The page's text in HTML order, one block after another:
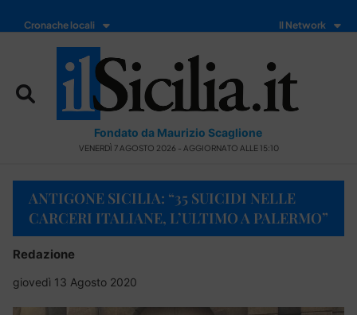
Cronache locali Il Network
Fondato da Maurizio Scaglione
VENERDÌ 7 AGOSTO 2026 - AGGIORNATO ALLE 15:10
ANTIGONE SICILIA: “35 SUICIDI NELLE
CARCERI ITALIANE, L’ULTIMO A PALERMO”
Redazione
giovedì 13 Agosto 2020